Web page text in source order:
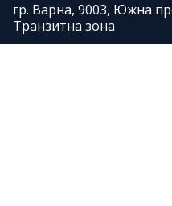
гр. Варна, 9003, Южна
Транзитна зона